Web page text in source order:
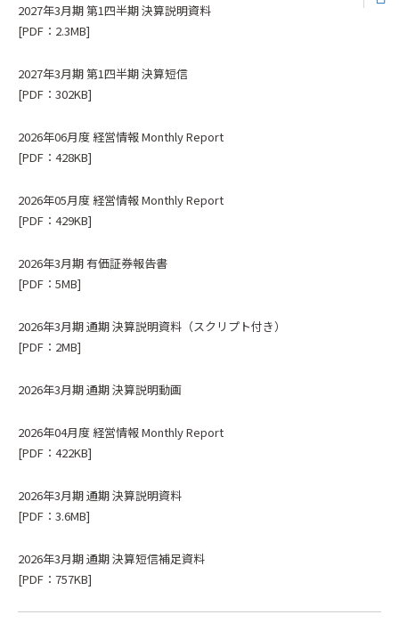
2027年3月期 第1四半期 決算説明資料
[PDF：2.3MB]
2027年3月期 第1四半期 決算短信
[PDF：302KB]
2026年06月度 経営情報 Monthly Report
[PDF：428KB]
2026年05月度 経営情報 Monthly Report
[PDF：429KB]
2026年3月期 有価証券報告書
[PDF：5MB]
2026年3月期 通期 決算説明資料（スクリプト付き）
[PDF：2MB]
2026年3月期 通期 決算説明動画
2026年04月度 経営情報 Monthly Report
[PDF：422KB]
2026年3月期 通期 決算説明資料
[PDF：3.6MB]
2026年3月期 通期 決算短信補足資料
[PDF：757KB]